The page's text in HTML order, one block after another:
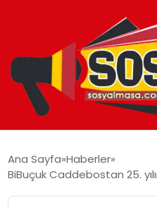
EKONOMI
Ana Sayfa Haberler
BiBuçuk Caddebostan 25.